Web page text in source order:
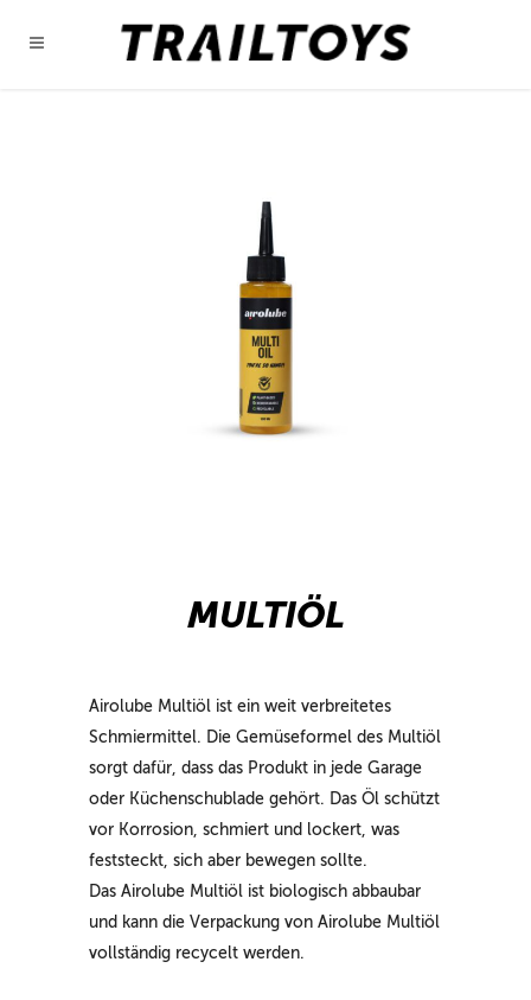
MULTIÖL
Airolube Multiöl ist ein weit verbreitetes
Schmiermittel. Die Gemüseformel des Multiöl
sorgt dafür, dass das Produkt in jede Garage
oder Küchenschublade gehört. Das Öl schützt
vor Korrosion, schmiert und lockert, was
feststeckt, sich aber bewegen sollte.
Das Airolube Multiöl ist biologisch abbaubar
und kann die Verpackung von Airolube Multiöl
vollständig recycelt werden.